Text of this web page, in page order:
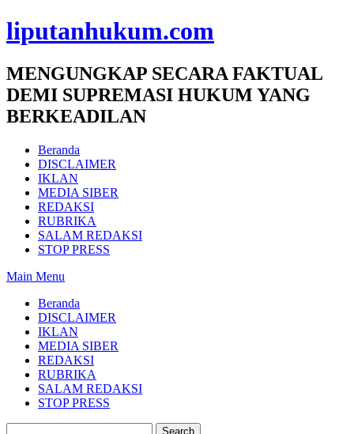
liputanhukum.com
MENGUNGKAP SECARA FAKTUAL
DEMI SUPREMASI HUKUM YANG
BERKEADILAN
Beranda
DISCLAIMER
IKLAN
MEDIA SIBER
REDAKSI
RUBRIKA
SALAM REDAKSI
STOP PRESS
Main Menu
Beranda
DISCLAIMER
IKLAN
MEDIA SIBER
REDAKSI
RUBRIKA
SALAM REDAKSI
STOP PRESS